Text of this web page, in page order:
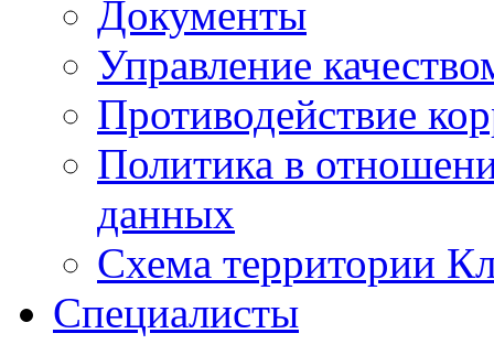
Документы
Управление
Противодействие
Политика в
данных
Схема территории
Специалисты